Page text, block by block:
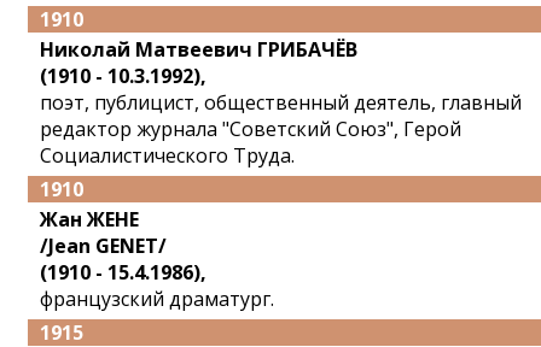
1910
Николай Матвеевич ГРИБАЧЁВ
(1910 - 10.3.1992),
поэт, публицист, общественный деятель, главный
редактор журнала "Советский Союз", Герой
Социалистического Труда.
1910
Жан ЖЕНЕ
/Jean GENET/
(1910 - 15.4.1986),
французский драматург.
1915